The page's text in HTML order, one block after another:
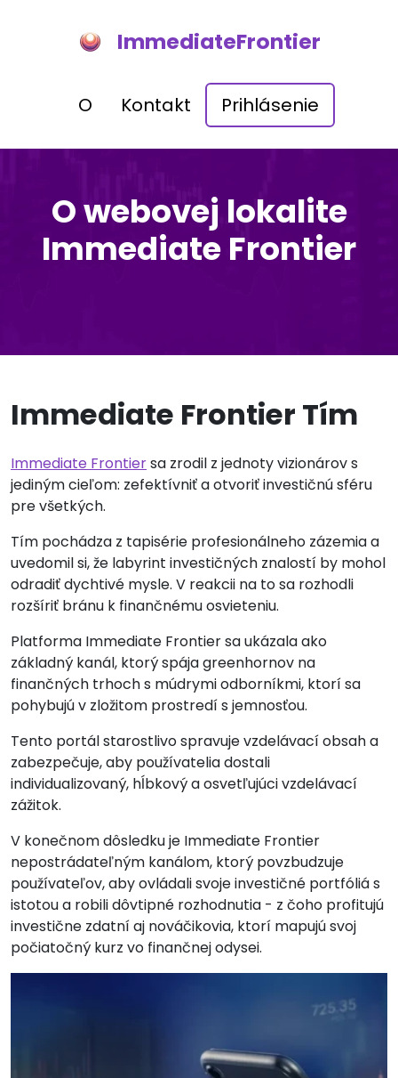
ImmediateFrontier
O Kontakt Prihlásenie
O webovej lokalite
Immediate Frontier
Immediate Frontier Tím
Immediate Frontiersa zrodil z jednoty vizionárov s
jediným cieľom: zefektívniť a otvoriť investičnú sféru
pre všetkých.
Tím pochádza z tapisérie profesionálneho zázemia a
uvedomil si, že labyrint investičných znalostí by mohol
odradiť dychtivé mysle. V reakcii na to sa rozhodli
rozšíriť bránu k finančnému osvieteniu.
Platforma Immediate Frontier sa ukázala ako
základný kanál, ktorý spája greenhornov na
finančných trhoch s múdrymi odborníkmi, ktorí sa
pohybujú v zložitom prostredí s jemnosťou.
Tento portál starostlivo spravuje vzdelávací obsah a
zabezpečuje, aby používatelia dostali
individualizovaný, hĺbkový a osvetľujúci vzdelávací
zážitok.
V konečnom dôsledku je Immediate Frontier
nepostrádateľným kanálom, ktorý povzbudzuje
používateľov, aby ovládali svoje investičné portfóliá s
istotou a robili dôvtipné rozhodnutia - z čoho profitujú
investične zdatní aj nováčikovia, ktorí mapujú svoj
počiatočný kurz vo finančnej odysei.